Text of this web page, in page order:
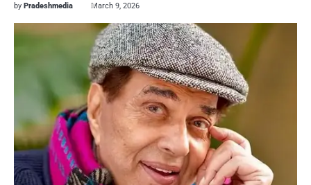
by Pradeshmedia March 9, 2026